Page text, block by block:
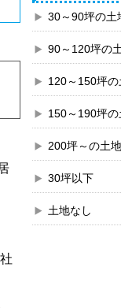
30～90坪の土
90～120坪の
120～150坪の
150～190坪の
200坪～の土
30坪以下
土地なし